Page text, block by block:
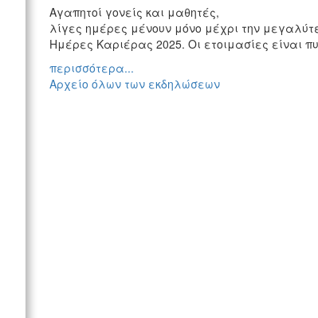
Αγαπητοί γονείς και μαθητές,
λίγες ημέρες μένουν μόνο μέχρι την
Ημέρες Καριέρας 2025. Οι ετοιμασίες είναι
περισσότερα...
Αρχείο όλων των εκδηλώσεων